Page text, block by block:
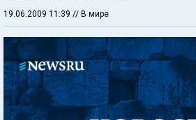
19.06.2009 11:39 // В мире